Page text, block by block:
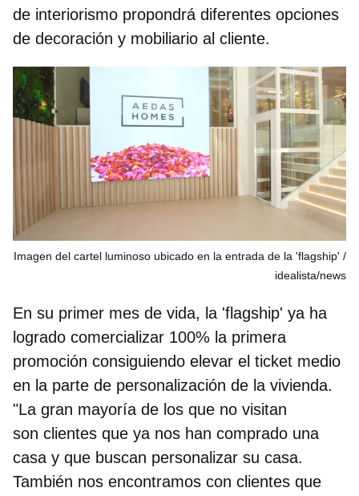
de interiorismo propondrá diferentes opciones
de decoración y mobiliario al cliente.
Imagen del cartel luminoso ubicado en la entrada de la 'flagship'
idealista/news
En su primer mes de vida, la 'flagship' ya ha
logrado comercializar 100% la primera
promoción consiguiendo elevar el ticket medio
en la parte de personalización de la vivienda.
"La gran mayoría de los que no visitan
son clientes que ya nos han comprado una
casa y que buscan personalizar su casa.
También nos encontramos con clientes que